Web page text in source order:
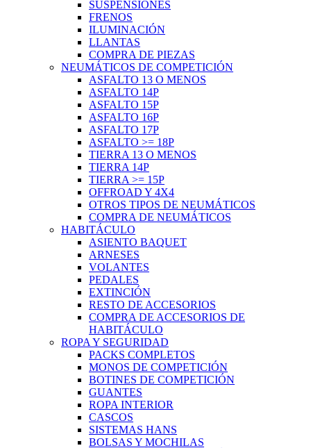
SUSPENSIONES
FRENOS
ILUMINACIÓN
LLANTAS
COMPRA DE PIEZAS
NEUMÁTICOS DE COMPETICIÓN
ASFALTO 13 O MENOS
ASFALTO 14P
ASFALTO 15P
ASFALTO 16P
ASFALTO 17P
ASFALTO >= 18P
TIERRA 13 O MENOS
TIERRA 14P
TIERRA >= 15P
OFFROAD Y 4X4
OTROS TIPOS DE NEUMÁTICOS
COMPRA DE NEUMÁTICOS
HABITÁCULO
ASIENTO BAQUET
ARNESES
VOLANTES
PEDALES
EXTINCIÓN
RESTO DE ACCESORIOS
COMPRA DE ACCESORIOS DE
HABITÁCULO
ROPA Y SEGURIDAD
PACKS COMPLETOS
MONOS DE COMPETICIÓN
BOTINES DE COMPETICIÓN
GUANTES
ROPA INTERIOR
CASCOS
SISTEMAS HANS
BOLSAS Y MOCHILAS